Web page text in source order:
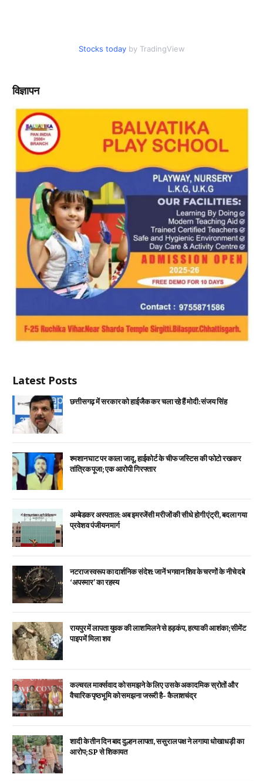
Stocks today by TradingView
विज्ञापन
Latest Posts
छत्तीसगढ़ में सरकार को हाईजैक कर चला रहे हैं मोदी: संजय सिंह
श्मशान घाट पर काला जादू, हाईकोर्ट के चीफ जस्टिस की फोटो रखकर
तांत्रिक पूजा; एक आरोपी गिरफ्तार
अम्बेडकर अस्पताल: अब इमरजेंसी मरीजों की सीधे होगी एंट्री, बदला गया
प्रवेश व पंजीयन मार्ग
नटराज स्वरूप का दार्शनिक संदेश: जानें भगवान शिव के चरणों के नीचे दबे
‘अपस्मार’ का रहस्य
रायपुर में लापता युवक की लाश मिलने से हड़कंप, हत्या की आशंका; सीमेंट
पाइप में मिला शव
कल्चरल मार्क्सवाद को समझने के लिए उसके अकादमिक स्रोतों और
वैचारिक पृष्ठभूमि को समझना जरूरी है- कैलाशचंद्र
शादी के तीन दिन बाद दुल्हन लापता, ससुराल पक्ष ने लगाया धोखाधड़ी का
आरोप; SP से शिकायत